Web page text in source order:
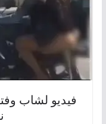
فيديو لشاب